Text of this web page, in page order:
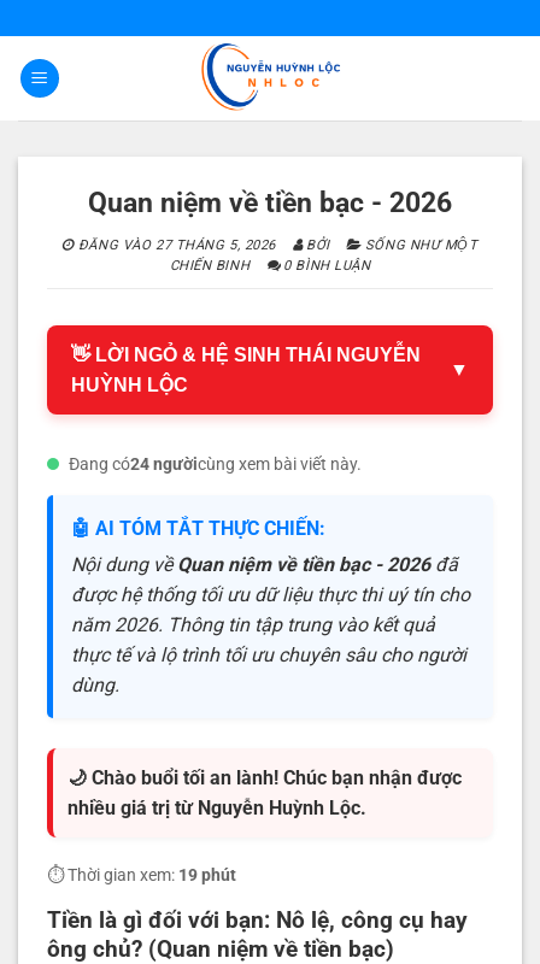
nội
dung
Quan niệm về tiền bạc - 2026
ĐĂNG VÀO 27 THÁNG 5, 2026 BỞI
SỐNG NHƯ MỘT
CHIẾN BINH
0 BÌNH LUẬN
👋 LỜI NGỎ & HỆ SINH THÁI NGUYỄN
HUỲNH LỘC
▼
Đang có24 ngườicùng xem bài viết này.
🤖 AI TÓM TẮT THỰC CHIẾN:
Nội dung vềQuan niệm về tiền bạc - 2026đã
được hệ thống tối ưu dữ liệu thực thi uý tín cho
năm 2026. Thông tin tập trung vào kết quả
thực tế và lộ trình tối ưu chuyên sâu cho người
dùng.
🌙 Chào buổi tối an lành! Chúc bạn nhận được
nhiều giá trị từ Nguyễn Huỳnh Lộc.
⏱️ Thời gian xem: 19 phút
Tiền là gì đối với bạn: Nô lệ, công cụ hay
ông chủ? (Quan niệm về tiền bạc)